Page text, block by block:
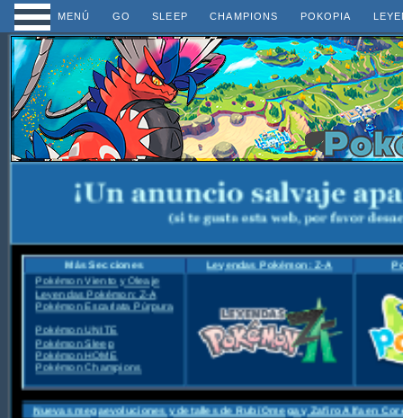
MENÚ GO SLEEP CHAMPIONS POKOPIA
Más Secciones Leyendas Pokémon: Z-A
Pokémon Viento y Oleaje
Leyendas Pokémon: Z-A
Pokémon Escarlata Púrpura
Pokémon UNITE
Pokémon Sleep
Pokémon HOME
Pokémon Champions
Nuevas megaevoluciones y detalles de Rubí Omega y Zafiro Alfa en